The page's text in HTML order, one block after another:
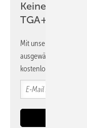
Keine Zeit?
TGA+E
Mit unserem
ausgewählte
kostenlos direkt ins